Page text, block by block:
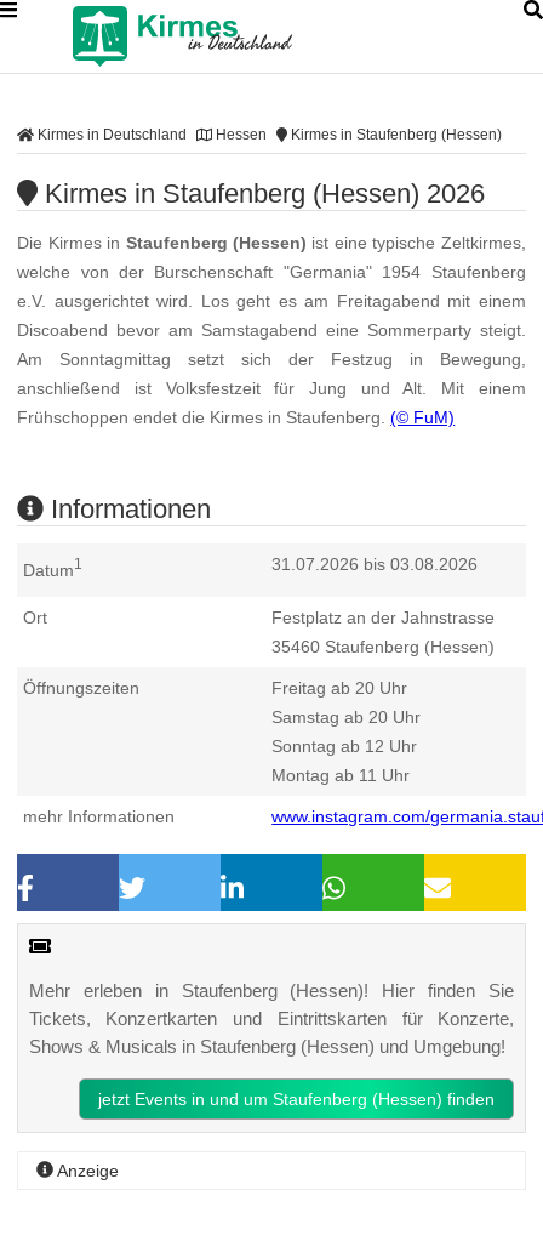
Kirmes in Deutschland Hessen Kirmes in Staufenberg (Hessen)
Kirmes in Staufenberg (Hessen) 2026
Die Kirmes in Staufenberg (Hessen) ist eine typische Zeltkirmes,
welche von der Burschenschaft "Germania" 1954 Staufenberg
e.V. ausgerichtet wird. Los geht es am Freitagabend mit einem
Discoabend bevor am Samstagabend eine Sommerparty steigt.
Am Sonntagmittag setzt sich der Festzug in Bewegung,
anschließend ist Volksfestzeit für Jung und Alt. Mit einem
Frühschoppen endet die Kirmes in Staufenberg.(© FuM)
Informationen
Datum1 31.07.2026 bis 03.08.2026
Ort
Festplatz an der Jahnstrasse
35460 Staufenberg (Hessen)
Öffnungszeiten
Freitag ab 20 Uhr
Samstag ab 20 Uhr
Sonntag ab 12 Uhr
Montag ab 11 Uhr
mehr Informationen www.instagram.com/
Mehr erleben in Staufenberg (Hessen)! Hier finden Sie
Tickets, Konzertkarten und Eintrittskarten für Konzerte,
Shows & Musicals in Staufenberg (Hessen) und Umgebung!
jetzt Events in und um Staufenberg (Hessen) finden
Anzeige